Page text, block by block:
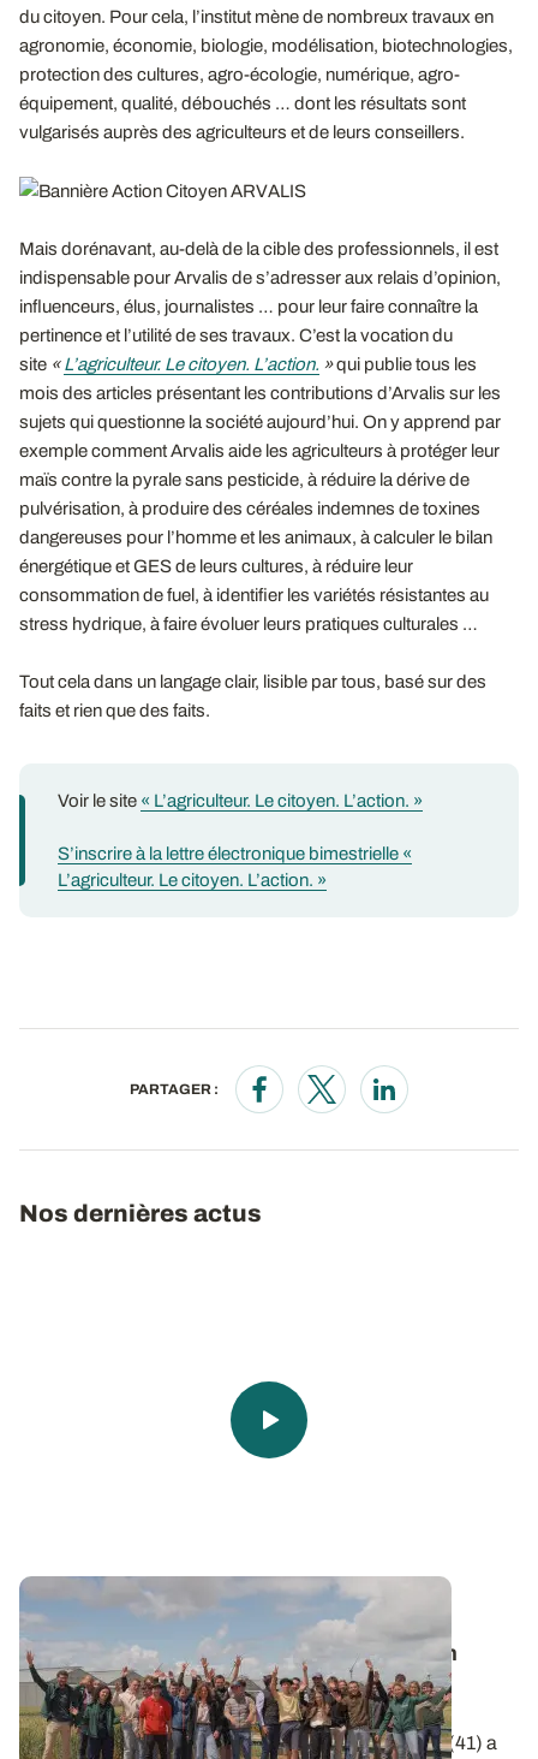
du citoyen. Pour cela, l’institut mène de nombreux travaux en
agronomie, économie, biologie, modélisation, biotechnologies,
protection des cultures, agro-écologie, numérique, agro-
équipement, qualité, débouchés … dont les résultats sont
vulgarisés auprès des agriculteurs et de leurs conseillers.
Mais dorénavant, au-delà de la cible des professionnels, il est
indispensable pour Arvalis de s’adresser aux relais d’opinion,
influenceurs, élus, journalistes … pour leur faire connaître la
pertinence et l’utilité de ses travaux. C’est la vocation du
site «L’agriculteur. Le citoyen. L’action. »qui publie tous les
mois des articles présentant les contributions d’Arvalis sur les
sujets qui questionne la société aujourd’hui. On y apprend par
exemple comment Arvalis aide les agriculteurs à protéger leur
maïs contre la pyrale sans pesticide, à réduire la dérive de
pulvérisation, à produire des céréales indemnes de toxines
dangereuses pour l’homme et les animaux, à calculer le bilan
énergétique et GES de leurs cultures, à réduire leur
consommation de fuel, à identifier les variétés résistantes au
stress hydrique, à faire évoluer leurs pratiques culturales …
Tout cela dans un langage clair, lisible par tous, basé sur des
faits et rien que des faits.
Voir le site « L’agriculteur. Le citoyen. L’action. »
S’inscrire à la lettre électronique bimestrielle «
L’agriculteur. Le citoyen. L’action. »
PARTAGER :
Opens in a new window
Opens in a new window
Opens in a new
Nos dernières actus
🎬 Clap de Champs 2026 : une belle édition
placée sous le signe de l'innovation !
Le 2 juin dernier, la station de recherche et
d'expérimentation ARVALIS d'Ouzouer-le-Marché (41) a